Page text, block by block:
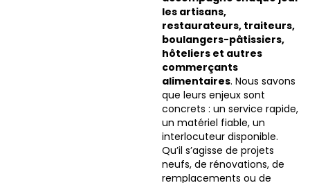
les artisans,
restaurateurs, traiteurs,
boulangers-pâtissiers,
hôteliers et autres
commerçants
alimentaires. Nous savons
que leurs enjeux sont
concrets : un service rapide,
un matériel fiable, un
interlocuteur disponible.
Qu’il s’agisse de projets
neufs, de rénovations, de
remplacements ou de